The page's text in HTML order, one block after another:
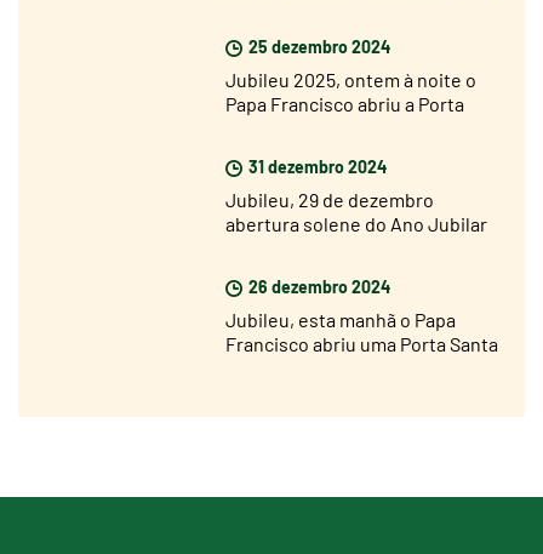
25 dezembro 2024
Jubileu 2025, ontem à noite o
Papa Francisco abriu a Porta
31 dezembro 2024
Jubileu, 29 de dezembro
abertura solene do Ano Jubilar
26 dezembro 2024
Jubileu, esta manhã o Papa
Francisco abriu uma Porta Santa